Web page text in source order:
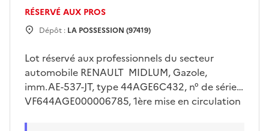
RÉSERVÉ AUX PROS
Dépôt : LA POSSESSION (97419)
Lot réservé aux professionnels du secteur
automobile RENAULT MIDLUM, Gazole,
imm.AE-537-JT, type 44AGE6C432, n° de série
VF644AGE000006785, 1ère mise en circulation